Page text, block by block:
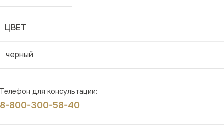
ЦВЕТ
черный
Телефон для консультации:
8-800-300-58-40